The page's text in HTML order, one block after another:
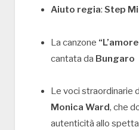
Aiuto regia: Step
La canzone
cantata da Bungaro
Le voci straordinarie
Monica Ward, che
autenticità allo